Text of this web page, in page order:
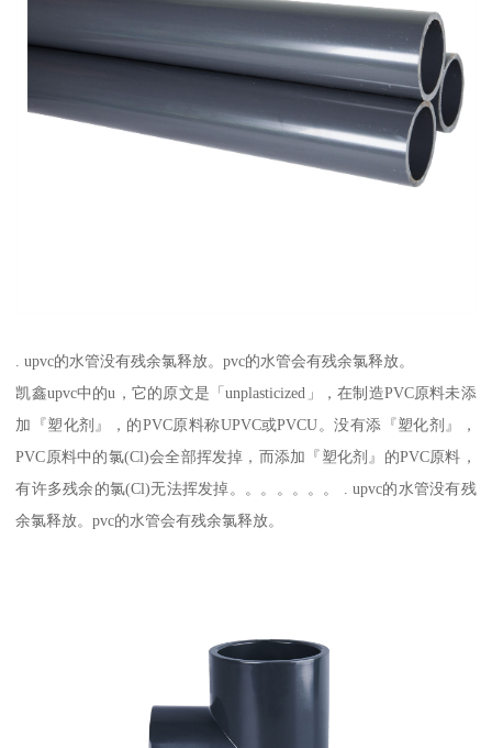
. upvc的水管没有残余氯释放。pvc的水管会有残余氯释放。
凯鑫upvc中的u，它的原文是「unplasticized」，在制造PVC原料未添
加『塑化剂』，的PVC原料称UPVC或PVCU。没有添『塑化剂』，
PVC原料中的氯(Cl)会全部挥发掉，而添加『塑化剂』的PVC原料，
有许多残余的氯(Cl)无法挥发掉。。。。。。。 . upvc的水管没有残
余氯释放。pvc的水管会有残余氯释放。